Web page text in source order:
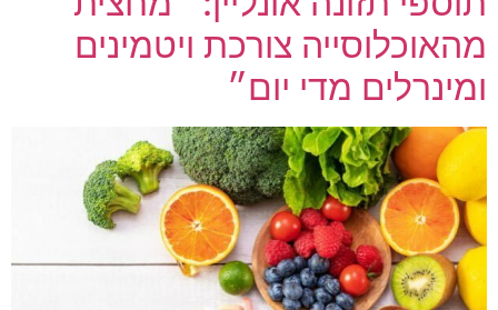
מהאוכלוסייה צורכת ויטמינים
ומינרלים מדי יום״